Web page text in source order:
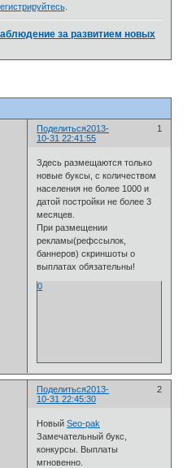
.
за развитием новых
Поделиться 1
2013-
10-31 22:41:55
Здесь размещаются только
новые буксы, с количеством
населения не более 1000 и
датой постройки не более 3
месяцев.
При размещении
рекламы(рефссылок,
баннеров) скриншоты о
выплатах обязательны!
0
Поделиться 2
2013-
10-31 22:45:30
НовыйSeo-pak
Замечательный букс,
конкурсы. Выплаты
мгновенно.